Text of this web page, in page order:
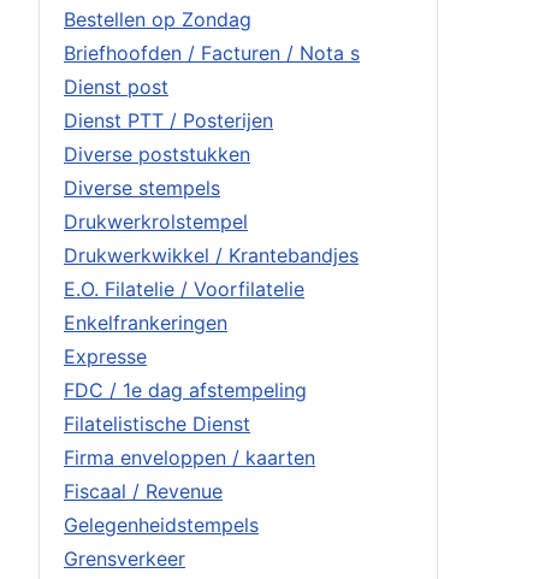
Bestellen op Zondag
Briefhoofden / Facturen / Nota s
Dienst post
Dienst PTT / Posterijen
Diverse poststukken
Diverse stempels
Drukwerkrolstempel
Drukwerkwikkel / Krantebandjes
E.O. Filatelie / Voorfilatelie
Enkelfrankeringen
Expresse
FDC / 1e dag afstempeling
Filatelistische Dienst
Firma enveloppen / kaarten
Fiscaal / Revenue
Gelegenheidstempels
Grensverkeer